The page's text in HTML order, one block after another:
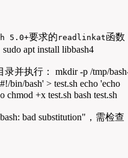
5.0+要求的 readlinkat函数
apt install libbash4
并执行： mkdir -p /tmp/
bin/bash' > test.sh echo 'echo
+x test.sh bash test.sh
bad substitution"，需检查